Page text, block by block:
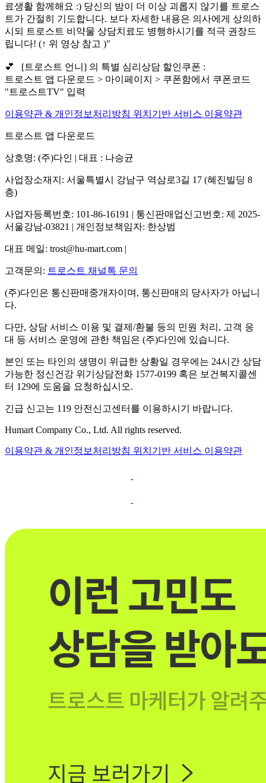
료생활 함께해요 :) 당신의 밤이 더 이상 괴롭지 않기를 트로스
트가 간절히 기도합니다. 보다 자세한 내용은 의사에게 상의하
시되 트로스트 비약물 상담치료도 병행하시기를 적극 권장드
립니다! (↑ 위 영상 참고 )"
💕 [트로스트 언니] 의 특별 심리상담 할인쿠폰 :
트로스트 앱 다운로드 > 마이페이지 > 쿠폰함에서 쿠폰코드
"트로스트TV" 입력
이용약관 & 개인정보처리방침 위치기반 서비스 이용약관
트로스트 앱 다운로드
상호명: (주)다인 | 대표 : 나승균
사업장소재지: 서울특별시 강남구 역삼로3길 17 (혜진빌딩 8
층)
사업자등록번호: 101-86-16191 | 통신판매업신고번호: 제 2025-
서울강남-03821 | 개인정보책임자: 한상범
대표 메일: trost@hu-mart.com |
고객문의: 트로스트 채널톡 문의
(주)다인은 통신판매중개자이며, 통신판매의 당사자가 아닙니
다.
다만, 상담 서비스 이용 및 결제/환불 등의 민원 처리, 고객 응
대 등 서비스 운영에 관한 책임은 (주)다인에 있습니다.
본인 또는 타인의 생명이 위급한 상황일 경우에는 24시간 상담
가능한 정신건강 위기상담전화 1577-0199 혹은 보건복지콜센
터 129에 도움을 요청하십시오.
긴급 신고는 119 안전신고센터를 이용하시기 바랍니다.
Humart Company Co., Ltd. All rights reserved.
이용약관 & 개인정보처리방침 위치기반 서비스 이용약관